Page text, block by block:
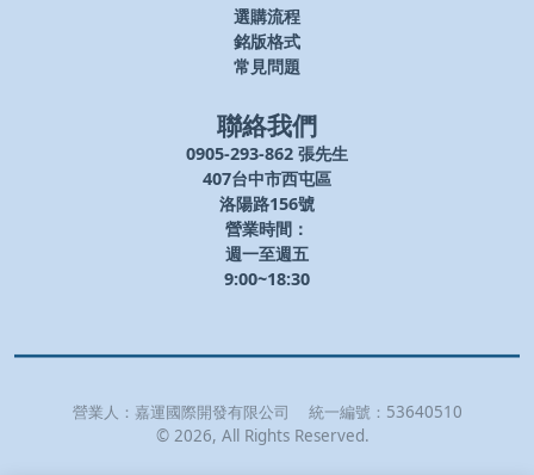
選購流程
銘版格式
常見問題
聯絡我們
0905-293-862 張先生
407台中市西屯區
洛陽路156號
營業時間：
週一至週五
9:00~18:30
營業人： 嘉運國際開發有限公司 統一編號： 53640510
© 2026, All Rights Reserved.